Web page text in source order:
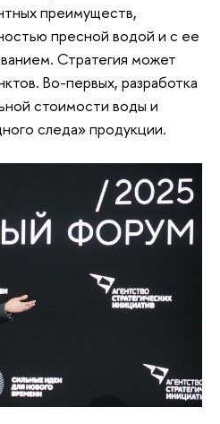
преимуществ,
пресной водой и с ее
Стратегия может
Во-первых, разработка
стоимости воды и
следа» продукции.